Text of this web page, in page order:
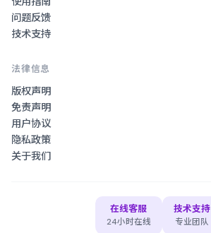
问题反馈
技术支持
法律信息
版权声明
免责声明
用户协议
隐私政策
关于我们
在线客服
24小时在线
技术支持
专业团队